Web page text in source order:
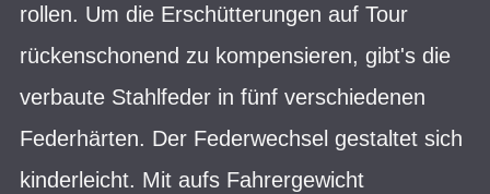
rollen. Um die Erschütterungen auf Tour
rückenschonend zu kompensieren, gibt's die
verbaute Stahlfeder in fünf verschiedenen
Federhärten. Der Federwechsel gestaltet sich
kinderleicht. Mit aufs Fahrergewicht